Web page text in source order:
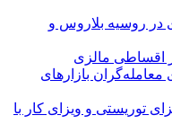
در روسیه بلاروس و
اقساطی مالزی
معامله‌گران بازارهای
توریستی و ویزای کار با